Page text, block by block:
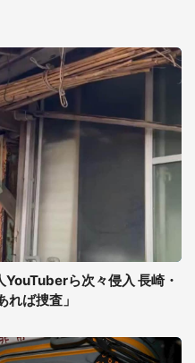
ら次々侵入 長崎・
ば捜査」